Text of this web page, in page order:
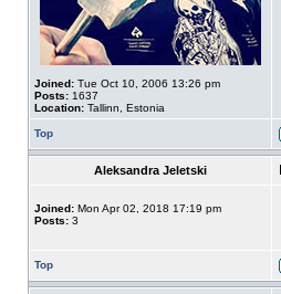
Joined: Tue Oct 10, 2006 13:26 pm
Posts: 1637
Location: Tallinn, Estonia
Top
Aleksandra Jeletski
Joined: Mon Apr 02, 2018 17:19 pm
Posts: 3
Top